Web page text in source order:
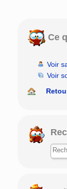
Ce
Voir
Voir